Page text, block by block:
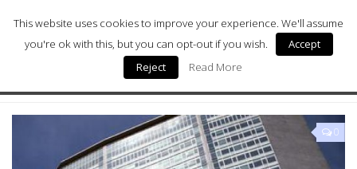
Milano Sostenibile
Milano Wellness
0
This website uses cookies to improve your experience. We'll assume
you're ok with this, but you can opt-out if you wish.
Accept
Reject
Read More